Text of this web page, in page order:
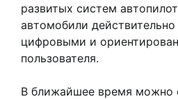
развитых систем
автомобили
цифровыми и
пользователя.
В ближайшее время можно